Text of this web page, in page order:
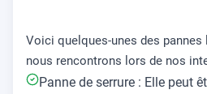
Voici quelques-unes des
nous rencontrons lors de nos
Panne de serrure : Elle peut